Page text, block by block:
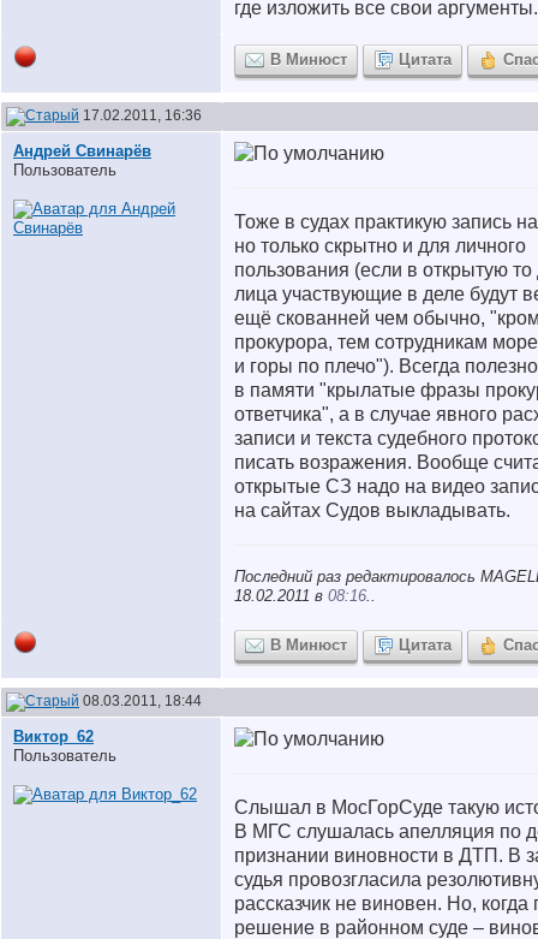
где изложить все свои аргументы.
В Минюст Цитата
17.02.2011, 16:36
Андрей Свинарёв
Пользователь
Тоже в судах практикую запись
но только скрытно и для личного
пользования (если в открытую то
лица участвующие в деле будут
ещё скованней чем обычно,
прокурора, тем сотрудникам
и горы по плечо"). Всегда
в памяти "крылатые фразы
ответчика", а в случае явного
записи и текста судебного
писать возражения. Вообще
открытые СЗ надо на видео
на сайтах Судов выкладывать.
Последний раз редактировалось
18.02.2011 в 08:16..
В Минюст Цитата
08.03.2011, 18:44
Виктор_62
Пользователь
Слышал в МосГорСуде такую
В МГС слушалась апелляция по
признании виновности в ДТП. В
судья провозгласила
рассказчик не виновен. Но, когда
решение в районном суде –